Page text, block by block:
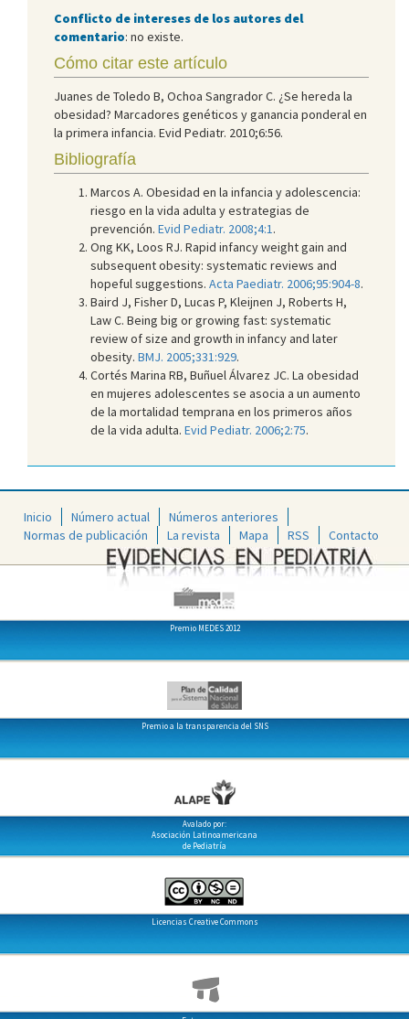
Conflicto de intereses de los autores del
comentario: no existe.
Cómo citar este artículo
Juanes de Toledo B, Ochoa Sangrador C. ¿Se hereda la
obesidad? Marcadores genéticos y ganancia ponderal en
la primera infancia. Evid Pediatr. 2010;6:56.
Bibliografía
Marcos A. Obesidad en la infancia y adolescencia:
riesgo en la vida adulta y estrategias de
prevención. Evid Pediatr. 2008;4:1 .
Ong KK, Loos RJ. Rapid infancy weight gain and
subsequent obesity: systematic reviews and
hopeful suggestions. Acta Paediatr. 2006;95:904-8.
Baird J, Fisher D, Lucas P, Kleijnen J, Roberts H,
Law C. Being big or growing fast: systematic
review of size and growth in infancy and later
obesity. BMJ. 2005;331:929.
Cortés Marina RB, Buñuel Álvarez JC. La obesidad
en mujeres adolescentes se asocia a un aumento
de la mortalidad temprana en los primeros años
de la vida adulta. Evid Pediatr. 2006;2:75.
Inicio Número actual
Números anteriores
Normas de publicación
La revista Mapa RSS Contacto
Premio MEDES 2012
Premio a la transparencia del SNS
Avalado por:
Asociación Latinoamericana
de Pediatría
Licencias Creative Commons